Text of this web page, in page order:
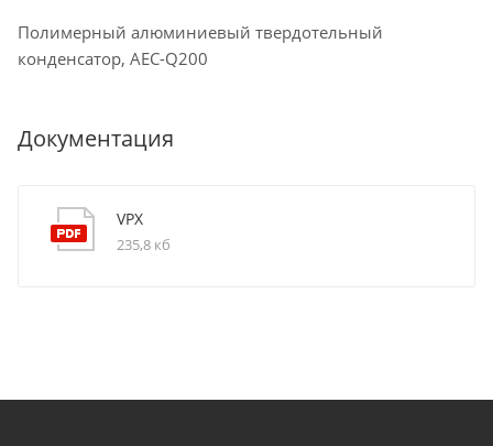
Полимерный алюминиевый твердотельный
конденсатор, AEC-Q200
Документация
VPX
235,8 кб